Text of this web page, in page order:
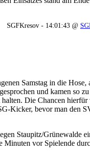
SGFKresov - 14:01:43 @
Samstag in die
und kamen so
Die Chancen hierfür
Kicker, bevor man den
Staupitz/Grünewalde
vor Spielende